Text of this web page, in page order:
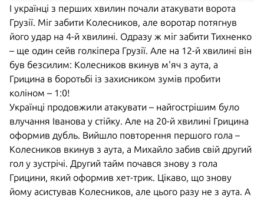
І українці з перших хвилин почали атакувати ворота
Грузії. Міг забити Колесников, але воротар потягнув
його удар на 4-й хвилині. Одразу ж міг забити Тихненко
– ще один сейв голкіпера Грузії. Але на 12-й хвилині він
був безсилим: Колесников вкинув м'яч з аута, а
Грицина в боротьбі із захисником зумів пробити
коліном – 1:0!
Українці продовжили атакувати – найгострішим було
влучання Іванова у стійку. Але на 20-й хвилині Грицина
оформив дубль. Вийшло повторення першого гола –
Колесников вкинув з аута, а Михайло забив свій другий
гол у зустрічі. Другий тайм почався знову з гола
Грицини, який оформив хет-трик. Цікаво, що знову
йому асистував Колесников, але цього разу не з аута. А